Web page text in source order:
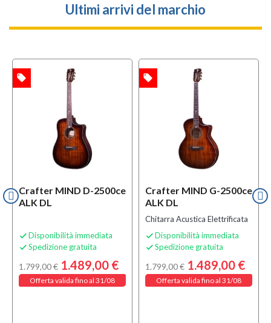
Ultimi arrivi del marchio
Crafter MIND D-2500ce
ALK DL
 Disponibilità immediata
 Spedizione gratuita
1.799,00 € 1.489,00 €
Offerta valida fino al 31/08
local_offer
Crafter MIND G-2500ce
ALK DL
Chitarra Acustica Elettrificata
 Disponibilità immediata
 Spedizione gratuita
1.799,00 € 1.489,00 €
Offerta valida fino al 31/08
local_offer